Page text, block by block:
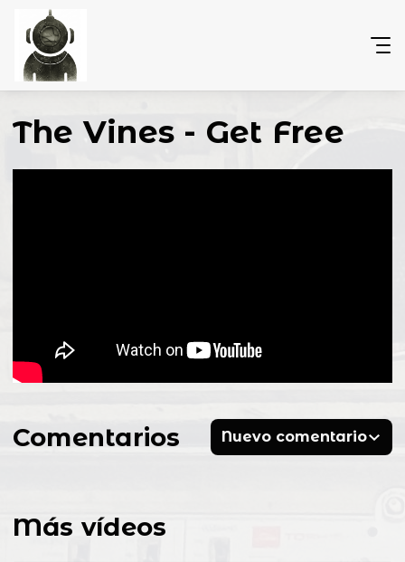
The Vines - Get Free
Más vídeos
Comentarios Nuevo comentario